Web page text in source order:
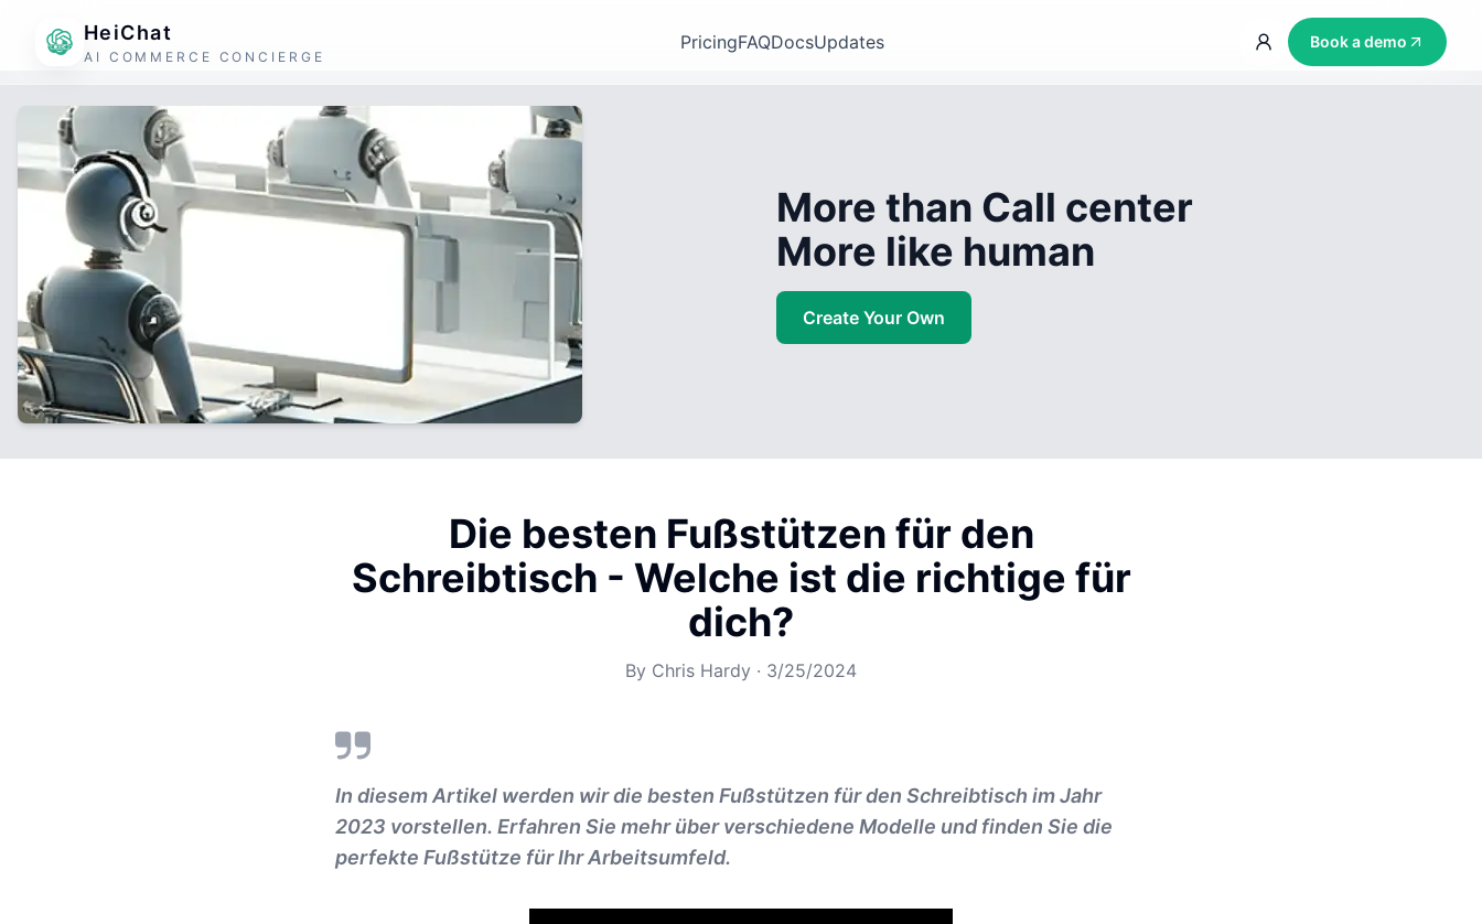
HeiChat
AI COMMERCE CONCIERGE
PricingFAQDocsUpdates Book a demo
More than Call center
More like human
Create Your Own
Die besten Fußstützen für den
Schreibtisch - Welche ist die richtige für
dich?
By Chris Hardy · 3/25/2024
In diesem Artikel werden wir die besten Fußstützen für den Schreibtisch im Jahr
2023 vorstellen. Erfahren Sie mehr über verschiedene Modelle und finden Sie die
perfekte Fußstütze für Ihr Arbeitsumfeld.